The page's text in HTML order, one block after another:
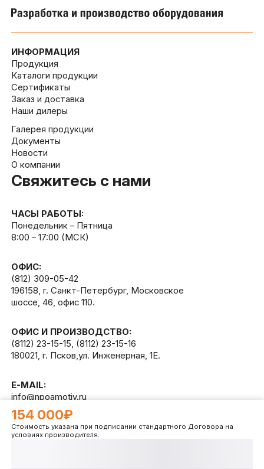
154 000₽
Стоимость указана при подписании стандартного Договора на
условиях производителя.
ИНФОРМАЦИЯ
Продукция
Каталоги продукции
Сертификаты
Заказ и доставка
Наши дилеры
Галерея продукции
Документы
Новости
О компании
Свяжитесь с нами
ЧАСЫ РАБОТЫ:
Понедельник – Пятница
8:00 – 17:00 (МСК)
ОФИС:
(812) 309-05-42
196158, г. Санкт-Петербург, Московское
шоссе, 46, офис 110.
ОФИС И ПРОИЗВОДСТВО:
(8112) 23-15-15, (8112) 23-15-16
180021, г. Псков,ул. Инженерная, 1Е.
E-MAIL:
info@npoamotiv.ru
Разработано вWEBCETERA